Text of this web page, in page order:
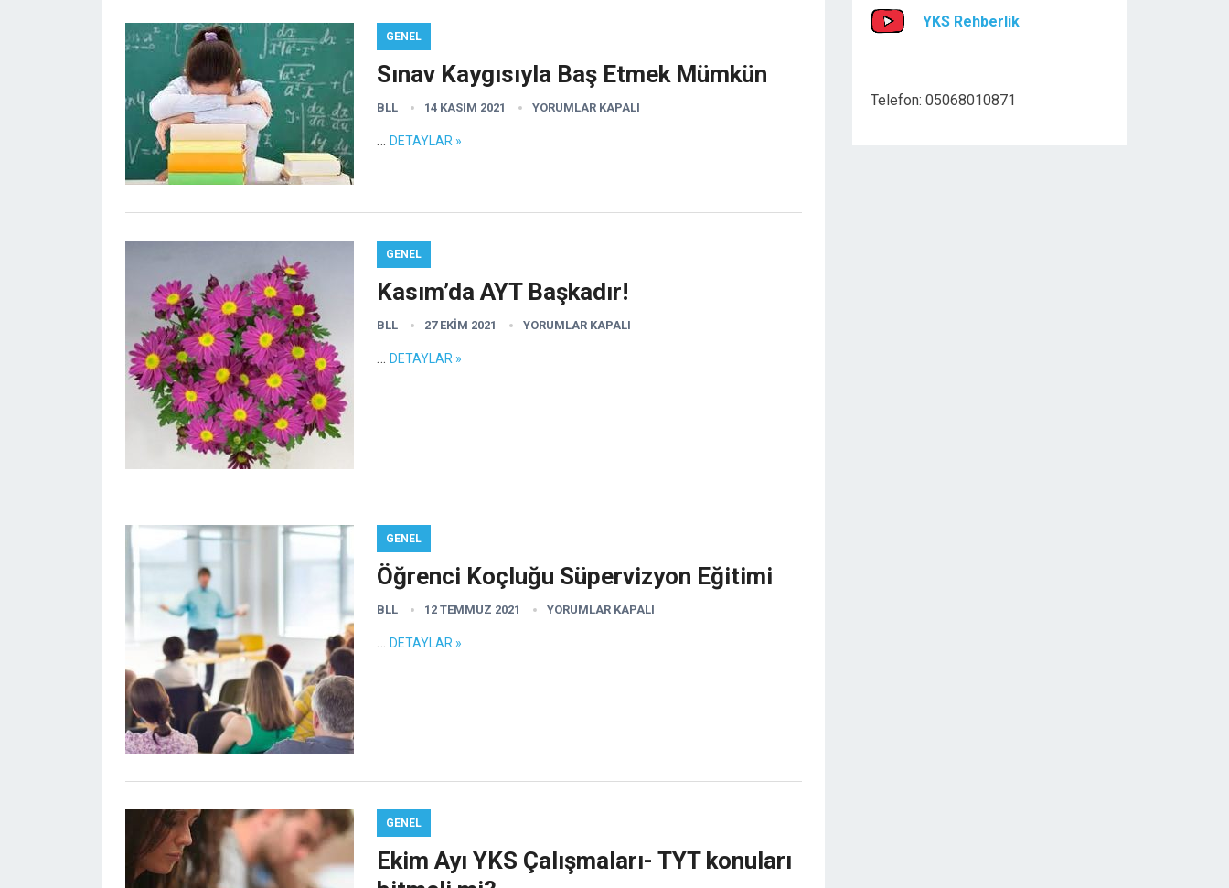
GENEL
Sınav Kaygısıyla Baş Etmek Mümkün
BLL 14 KASIM 2021 YORUMLAR KAPALI
… DETAYLAR »
GENEL
Kasım’da AYT Başkadır!
BLL 27 EKIM 2021 YORUMLAR KAPALI
… DETAYLAR »
GENEL
Öğrenci Koçluğu Süpervizyon Eğitimi
BLL 12 TEMMUZ 2021 YORUMLAR KAPALI
… DETAYLAR »
GENEL
Ekim Ayı YKS Çalışmaları- TYT konuları
YKS Rehberlik
Telefon: 05068010871